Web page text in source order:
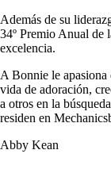
Además de su
34º Premio Anual de
excelencia.
A Bonnie le
vida de adoración,
a otros en la
residen en
Abby Kean